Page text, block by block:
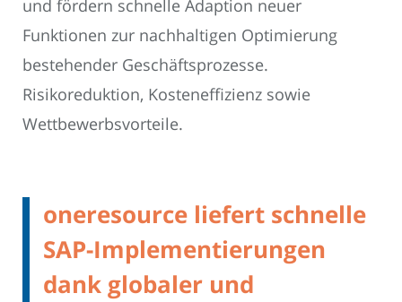
und fördern schnelle Adaption neuer
Funktionen zur nachhaltigen Optimierung
bestehender Geschäftsprozesse.
Risikoreduktion, Kosteneffizienz sowie
Wettbewerbsvorteile.
oneresource liefert schnelle
SAP-Implementierungen
dank globaler und